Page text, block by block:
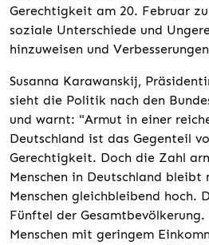
Gerechtigkeit am 20. Februar
soziale Unterschiede und
hinzuweisen und
Susanna Karawanskij,
sieht die Politik nach den
und warnt: "Armut in einer
Deutschland ist das Gegenteil
Gerechtigkeit. Doch die Zahl
Menschen in Deutschland bleibt
Menschen gleichbleibend hoch.
Fünftel der
Menschen mit geringem